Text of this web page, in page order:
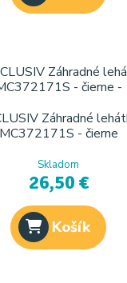
Záhradné
MC372171S - čierne
Skladom
26,50 €
Košík